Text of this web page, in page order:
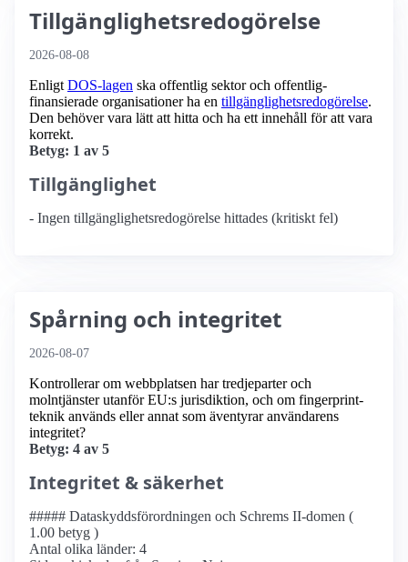
Tillgänglighetsredogörelse
2026-08-08
Enligt DOS-lagen ska offentlig sektor och offentlig­
finansierade organisationer ha en tillgänglighets­redogörelse.
Den behöver vara lätt att hitta och ha ett innehåll för att vara
korrekt.
Betyg: 1 av 5
Tillgänglighet
- Ingen tillgänglighetsredogörelse hittades (kritiskt fel)
Spårning och integritet
2026-08-07
Kontrollerar om webbplatsen har tredjeparter och
molntjänster utanför EU:s jurisdiktion, och om fingerprint-
teknik används eller annat som äventyrar användarens
integritet?
Betyg: 4 av 5
Integritet & säkerhet
##### Dataskyddsförordningen och Schrems II-domen (
1.00 betyg )
Antal olika länder: 4